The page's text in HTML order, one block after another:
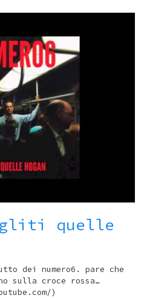
quelle
dei numero6. pare che
sulla croce rossa…
)